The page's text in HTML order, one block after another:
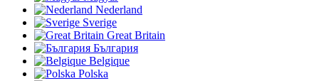
Nederland
Sverige
Great Britain
България
Belgique
Polska